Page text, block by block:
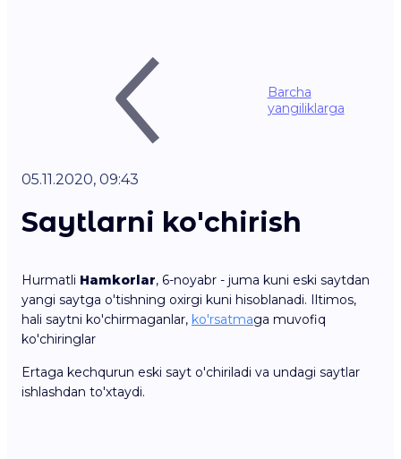
Barcha
yangiliklarga
05.11.2020, 09:43
Saytlarni ko'chirish
Hurmatli Hamkorlar, 6-noyabr - juma kuni eski saytdan
yangi saytga o'tishning oxirgi kuni hisoblanadi. Iltimos,
hali saytni ko'chirmaganlar, ko'rsatmaga muvofiq
ko'chiringlar
Ertaga kechqurun eski sayt o'chiriladi va undagi saytlar
ishlashdan to'xtaydi.